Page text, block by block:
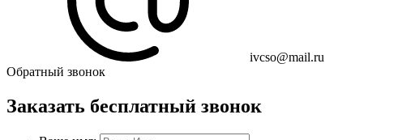
ivcso@mail.ru
Обратный звонок
Заказать бесплатный звонок